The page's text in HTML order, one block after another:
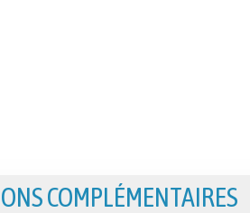
COMPLÉMENTAIRES